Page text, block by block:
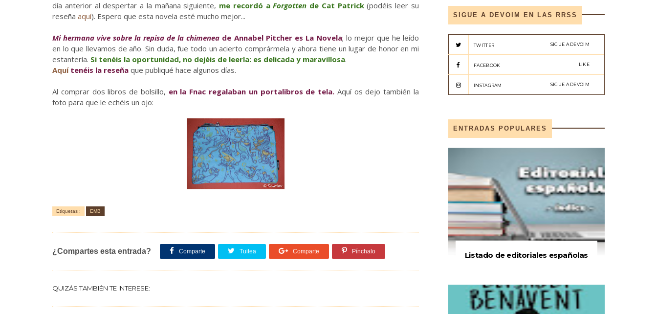
día anterior al despertar a la mañana siguiente, me recordó aForgotten de Cat Patrick(podéis leer su
reseña aquí). Espero que esta novela esté mucho mejor...
Mi hermana vive sobre la repisa de la chimenea de Annabel Pitcher es La Novela; lo mejor que he leído
en lo que llevamos de año. Sin duda, fue todo un acierto comprármela y ahora tiene un lugar de honor en mi
estantería. Si tenéis la oportunidad, no dejéis de leerla: es delicada y maravillosa.
Aquítenéis la reseña que publiqué hace algunos días.
Al comprar dos libros de bolsillo, en la Fnac regalaban un portalibros de tela. Aquí os dejo también la
foto para que le echéis un ojo:
Etiquetas : EMB
¿Compartes esta entrada? Comparte Tuitea Comparte Pínchalo
QUIZÁS TAMBIÉN TE INTERESE:
SIGUE A DEVOIM EN LAS RRSS
TWITTER SIGUE A DEVOIM
FACEBOOK LIKE
INSTAGRAM SIGUE A DEVOIM
ENTRADAS POPULARES
Listado de editoriales españolas